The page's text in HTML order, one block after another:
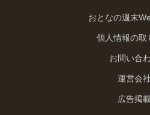
おとなの週末
個人情報の取
お問い合
運営会社
広告掲載